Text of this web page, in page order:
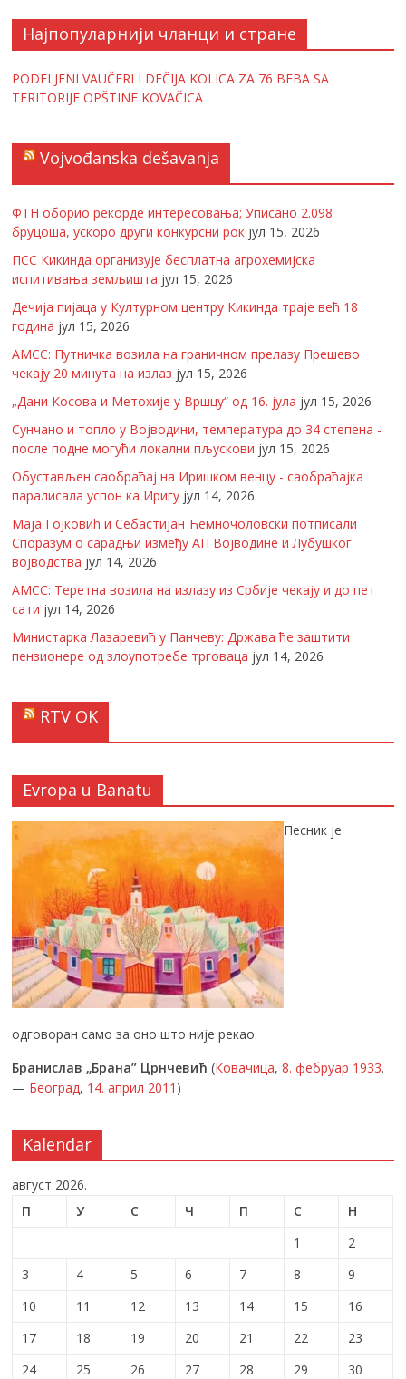
Најпопуларнији чланци и стране
PODELJENI VAUČERI I DEČIJA KOLICA ZA 76 BEBA SA
TERITORIJE OPŠTINE KOVAČICA
Vojvođanska dešavanja
ФТН оборио рекорде интересовања; Уписано 2.098
бруцоша, ускоро други конкурсни рок јул 15, 2026
ПСС Кикинда организује бесплатна агрохемијска
испитивања земљишта јул 15, 2026
Дечија пијаца у Културном центру Кикинда траје већ 18
година јул 15, 2026
АМСС: Путничка возила на граничном прелазу Прешево
чекају 20 минута на излаз јул 15, 2026
„Дани Косова и Метохије у Вршцу“ од 16. јула јул 15, 2026
Сунчано и топло у Војводини, температура до 34 степена -
после подне могући локални пљускови јул 15, 2026
Обустављен саобраћај на Иришком венцу - саобраћајка
паралисала успон ка Иригу јул 14, 2026
Маја Гојковић и Себастијан Ћемночоловски потписали
Споразум о сарадњи између АП Војводине и Лубушког
војводства јул 14, 2026
АМСС: Теретна возила на излазу из Србије чекају и до пет
сати јул 14, 2026
Министарка Лазаревић у Панчеву: Држава ће заштити
пензионере од злоупотребе трговаца јул 14, 2026
RTV OK
Evropa u Banatu
Песник је
одговоран само за оно што није рекао.
Бранислав „Брана” Црнчевић (Ковачица,8. фебруар 1933.
— Београд, 14. април 2011 )
Kalendar
август 2026.
П
У С Ч П С
Н
1
2
3
4 5 6 7 8
9
10
11 12 13 14 15
16
17
18 19 20 21 22
23
24
25 26 27 28 29
30